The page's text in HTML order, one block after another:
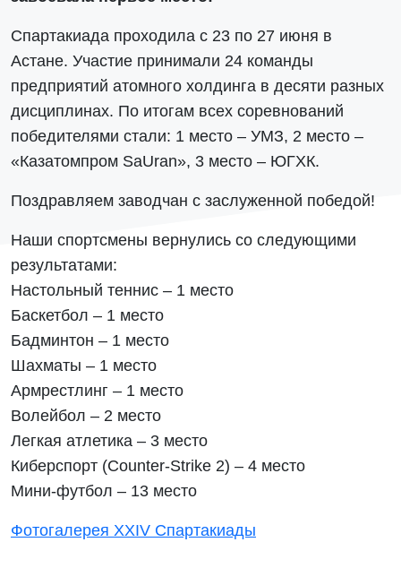
Спартакиада проходила c 23 по 27 июня в
Астане. Участие принимали 24 команды
предприятий атомного холдинга в десяти разных
дисциплинах. По итогам всех соревнований
победителями стали: 1 место – УМЗ, 2 место –
«Казатомпром SaUran», 3 место – ЮГХК.
Поздравляем заводчан с заслуженной победой!
Наши спортсмены вернулись со следующими
результатами:
Настольный теннис – 1 место
Баскетбол – 1 место
Бадминтон – 1 место
Шахматы – 1 место
Армрестлинг – 1 место
Волейбол – 2 место
Легкая атлетика – 3 место
Киберспорт (Counter-Strike 2) – 4 место
Мини-футбол – 13 место
Фотогалерея XXIV Спартакиады